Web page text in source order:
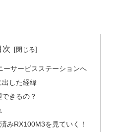
次
ーサービスステーションへ
出した経緯
きるの？
みRX100M3を見ていく！